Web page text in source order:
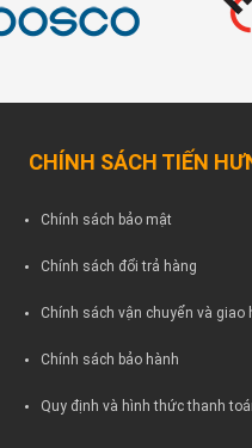
CHÍNH SÁCH TIẾN
Chính sách bảo mật
Chính sách đổi trả hàng
Chính sách vận chuyển và giao
Chính sách bảo hành
Quy định và hình thức thanh